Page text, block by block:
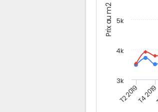
Prix au m2
T2 2019T4 2019
3k
4k
5k